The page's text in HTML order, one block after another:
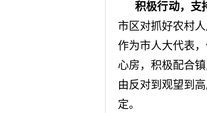
积极行动，支
市区对抓好农村
作为市人大代表
心房，积极配合
由反对到观望到
定。